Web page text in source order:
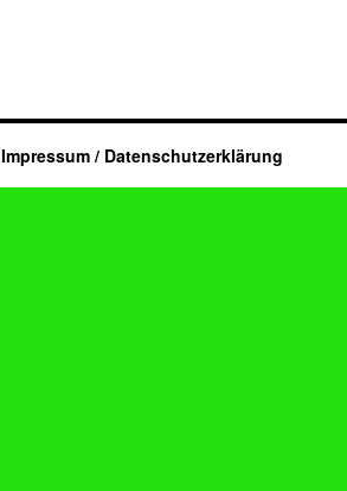
Impressum / Datenschutzerklärung